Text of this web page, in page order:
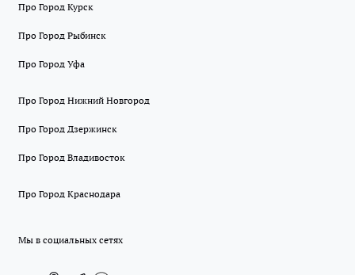
Про Город Курск
Про Город Рыбинск
Про Город Уфа
Про Город Нижний Новгород
Про Город Дзержинск
Про Город Владивосток
Про Город Краснодара
Мы в социальных сетях